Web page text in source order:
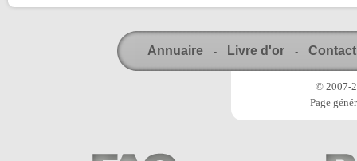
Annuaire - Livre d'or - Contact
© 2007-
Page